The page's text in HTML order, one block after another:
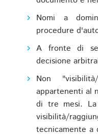
Nomi a
procedure
A fronte di
decisione
Non
appartenenti al
di tre mesi. La
visibilità/
tecnicamente a